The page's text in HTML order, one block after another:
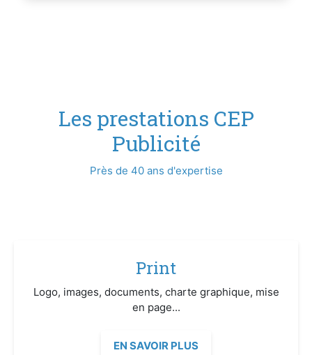
Les prestations CEP
Publicité
Près de 40 ans d'expertise
Print
Logo, images, documents, charte graphique, mise
en page...
EN SAVOIR PLUS